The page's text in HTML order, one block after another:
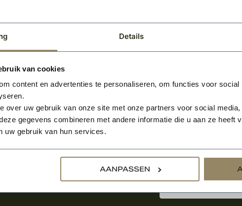
Details
van cookies
content en advertenties te personaliseren, om functies voor
over uw gebruik van onze site met onze partners voor social
gegevens combineren met andere informatie die u aan ze heeft
uw gebruik van hun services.
AANPASSEN
nieuws
Aanmelden voor de